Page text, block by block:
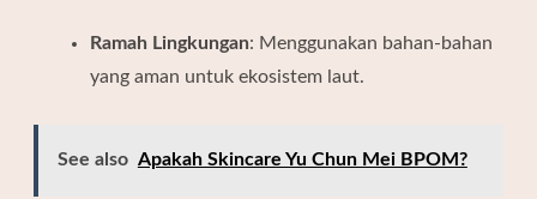
Ramah Lingkungan: Menggunakan bahan-bahan
yang aman untuk ekosistem laut.
See also Apakah Skincare Yu Chun Mei BPOM?